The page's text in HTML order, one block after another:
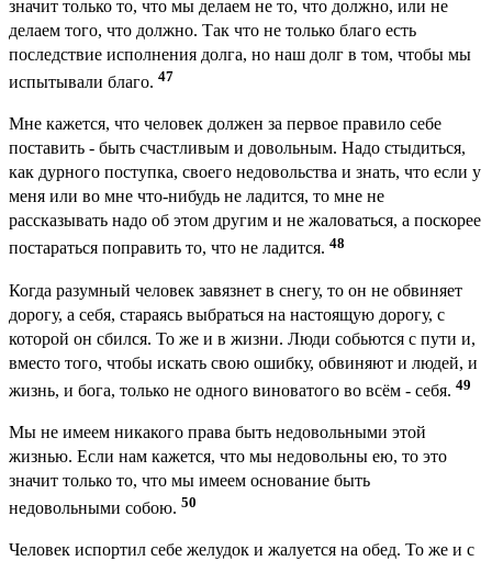
значит только то, что мы делаем не то, что должно, или не
делаем того, что должно. Так что не только благо есть
последствие исполнения долга, но наш долг в том, чтобы мы
испытывали благо. 47
Мне кажется, что человек должен за первое правило себе
поставить - быть счастливым и довольным. Надо стыдиться,
как дурного поступка, своего недовольства и знать, что если у
меня или во мне что-нибудь не ладится, то мне не
рассказывать надо об этом другим и не жаловаться, а поскорее
постараться поправить то, что не ладится. 48
Когда разумный человек завязнет в снегу, то он не обвиняет
дорогу, а себя, стараясь выбраться на настоящую дорогу, с
которой он сбился. То же и в жизни. Люди собьются с пути и,
вместо того, чтобы искать свою ошибку, обвиняют и людей, и
жизнь, и бога, только не одного виноватого во всём - себя. 49
Мы не имеем никакого права быть недовольными этой
жизнью. Если нам кажется, что мы недовольны ею, то это
значит только то, что мы имеем основание быть
недовольными собою. 50
Человек испортил себе желудок и жалуется на обед. То же и с